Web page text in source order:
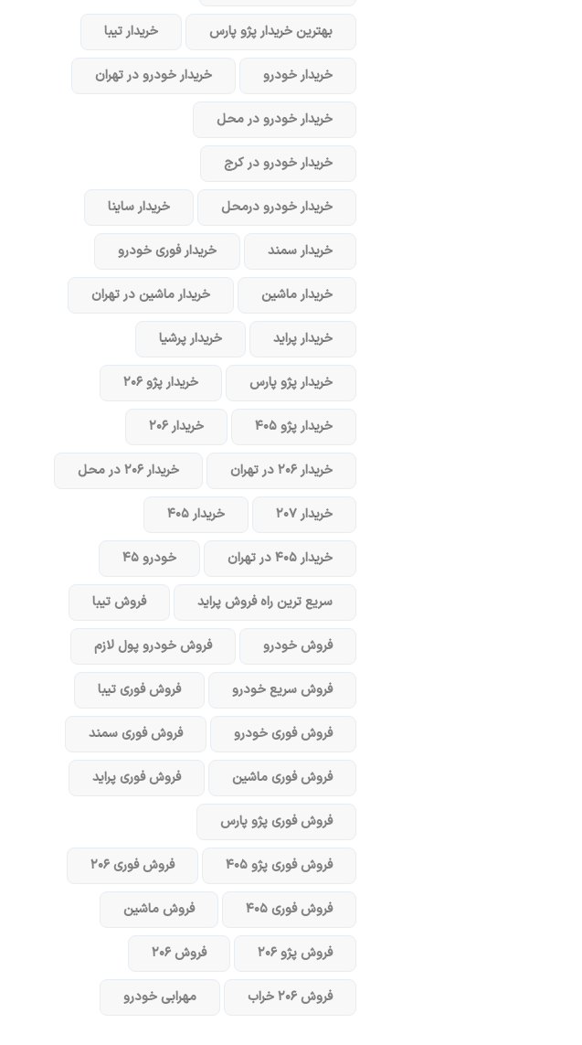
بهترین خریدار پژو پارس خریدار تیبا
خریدار خودرو خریدار خودرو در تهران
خریدار خودرو در محل
خریدار خودرو در کرج
خریدار خودرو در‌محل خریدار ساینا
خریدار سمند خریدار فوری خودرو
خریدار ماشین خریدار ماشین در تهران
خریدار پراید خریدار پرشیا
خریدار پژو پارس خریدار پژو ۲۰۶
خریدار پژو ۴۰۵ خریدار ۲۰۶
خریدار ۲۰۶ در تهران خریدار ۲۰۶ در محل
خریدار ۲۰۷ خریدار ۴۰۵
خریدار ۴۰۵ در تهران خودرو ۴۵
سریع ترین راه فروش پراید فروش تیبا
فروش خودرو فروش خودرو پول لازم
فروش سریع خودرو فروش فوری تیبا
فروش فوری خودرو فروش فوری سمند
فروش فوری ماشین فروش فوری پراید
فروش فوری پژو پارس
فروش فوری پژو ۴۰۵ فروش فوری ۲۰۶
فروش فوری ۴۰۵ فروش ماشین
فروش پژو ۲۰۶ فروش ۲۰۶
فروش ۲۰۶ خراب مهرابی خودرو